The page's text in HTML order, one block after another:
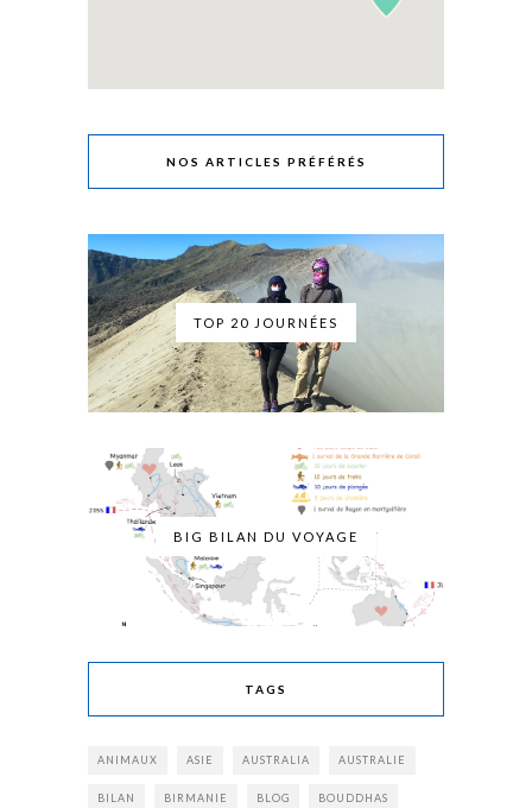
NOS ARTICLES PRÉFÉRÉS
TOP 20 JOURNÉES
BIG BILAN DU VOYAGE
TAGS
ANIMAUX ASIE AUSTRALIA AUSTRALIE
BILAN BIRMANIE BLOG BOUDDHAS